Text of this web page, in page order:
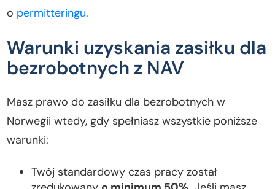
o permitteringu.
Warunki uzyskania zasiłku dla
bezrobotnych z NAV
Masz prawo do zasiłku dla bezrobotnych w
Norwegii wtedy, gdy spełniasz wszystkie poniższe
warunki:
Twój standardowy czas pracy został